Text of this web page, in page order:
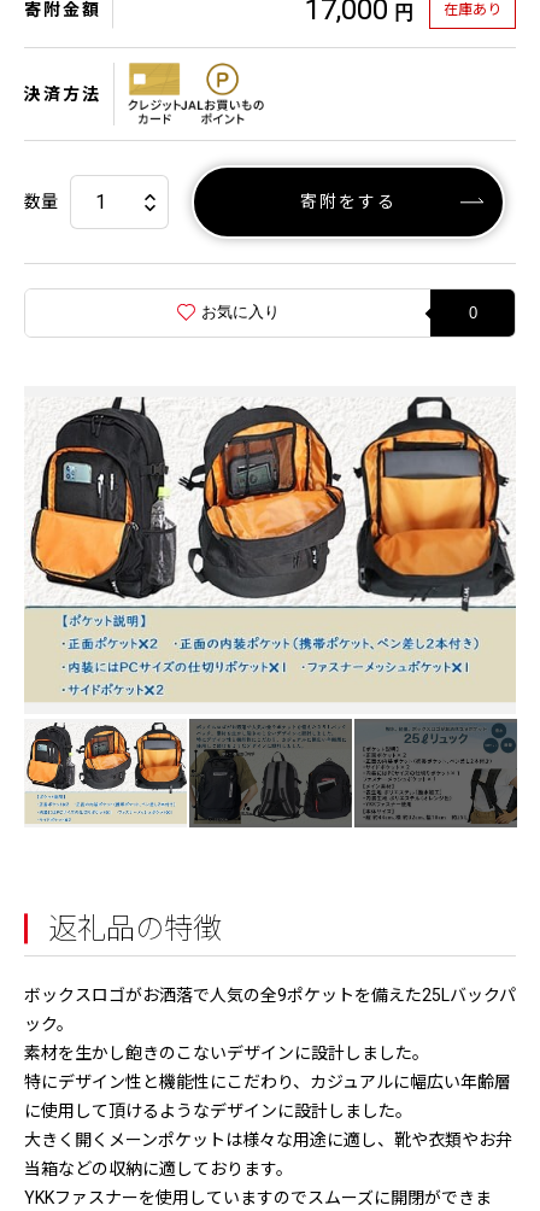
寄附金額 17,000 円 在庫あり
決済方法
数量 寄附をする
お気に入り 0
返礼品の特徴
ボックスロゴがお洒落で人気の全9ポケットを備えた25Lバックパ
ック。
素材を生かし飽きのこないデザインに設計しました。
特にデザイン性と機能性にこだわり、カジュアルに幅広い年齢層
に使用して頂けるようなデザインに設計しました。
大きく開くメーンポケットは様々な用途に適し、靴や衣類やお弁
当箱などの収納に適しております。
YKKファスナーを使用していますのでスムーズに開閉ができま